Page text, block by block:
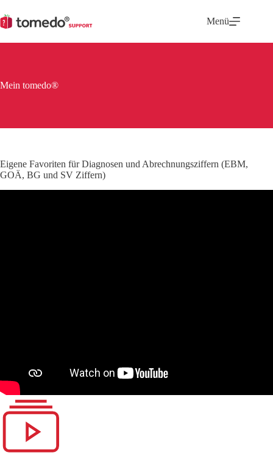
Inhalt
springen
Menü
Mein tomedo®
Eigene Favoriten für Diagnosen und Abrechnungsziffern (EBM,
GOÄ, BG und SV Ziffern)